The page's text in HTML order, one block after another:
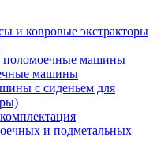
и ковровые экстракторы
поломоечные машины
машины
с сиденьем для
и подметальных